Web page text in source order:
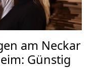
am Neckar
Günstig